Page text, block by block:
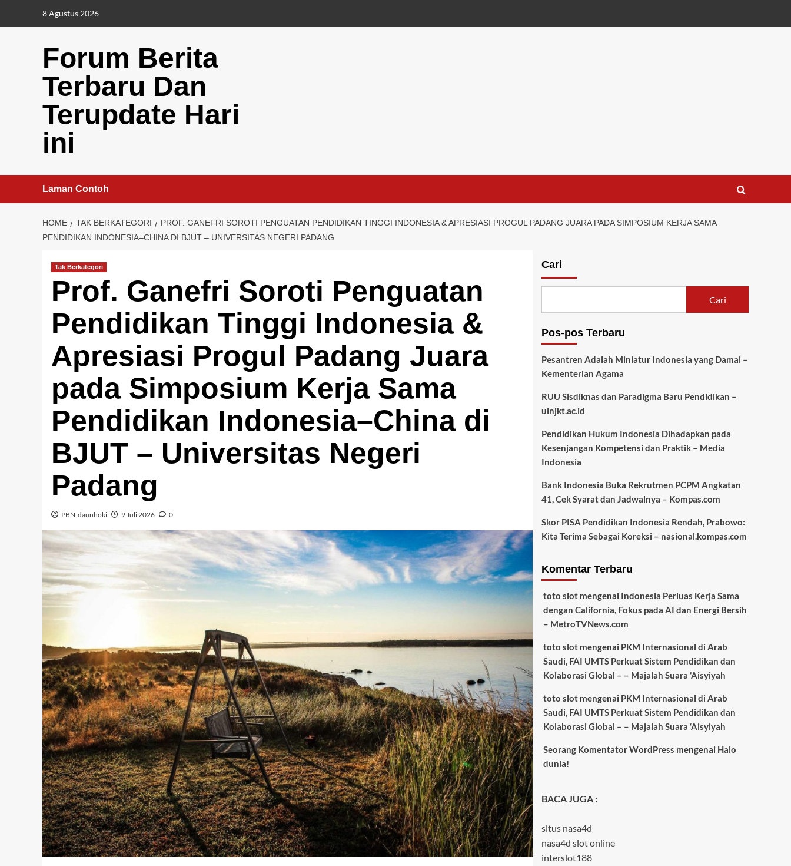
8 Agustus 2026
Forum Berita
Terbaru Dan
Terupdate Hari
ini
Laman Contoh
HOME TAK BERKATEGORI
PROF. GANEFRI SOROTI PENGUATAN PENDIDIKAN TINGGI INDONESIA & APRESIASI PROGUL PADANG JUARA PADA SIMPOSIUM KERJA SAMA
PENDIDIKAN INDONESIA–CHINA DI BJUT – UNIVERSITAS NEGERI PADANG
Tak Berkategori
Prof. Ganefri Soroti Penguatan
Pendidikan Tinggi Indonesia &
Apresiasi Progul Padang Juara
pada Simposium Kerja Sama
Pendidikan Indonesia–China di
BJUT – Universitas Negeri
Padang
PBN-daunhoki 9 Juli 2026 0
Cari
Cari
Pos-pos Terbaru
Pesantren Adalah Miniatur Indonesia yang Damai –
Kementerian Agama
RUU Sisdiknas dan Paradigma Baru Pendidikan –
uinjkt.ac.id
Pendidikan Hukum Indonesia Dihadapkan pada
Kesenjangan Kompetensi dan Praktik – Media
Indonesia
Bank Indonesia Buka Rekrutmen PCPM Angkatan
41, Cek Syarat dan Jadwalnya – Kompas.com
Skor PISA Pendidikan Indonesia Rendah, Prabowo:
Kita Terima Sebagai Koreksi – nasional.kompas.com
Komentar Terbaru
toto slotmengenai Indonesia Perluas Kerja Sama
dengan California, Fokus pada AI dan Energi Bersih
– MetroTVNews.com
toto slotmengenai PKM Internasional di Arab
Saudi, FAI UMTS Perkuat Sistem Pendidikan dan
Kolaborasi Global – – Majalah Suara ‘Aisyiyah
toto slotmengenai PKM Internasional di Arab
Saudi, FAI UMTS Perkuat Sistem Pendidikan dan
Kolaborasi Global – – Majalah Suara ‘Aisyiyah
Seorang Komentator WordPress mengenai Halo
dunia!
BACA JUGA :
situs nasa4d
nasa4d slot online
interslot188